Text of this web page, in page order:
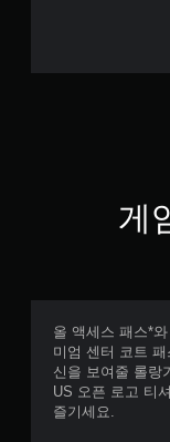
게
올 액세스 패스*
미엄 센터 코트
신을 보여줄 롤랑
US 오픈 로고 티
즐기세요.